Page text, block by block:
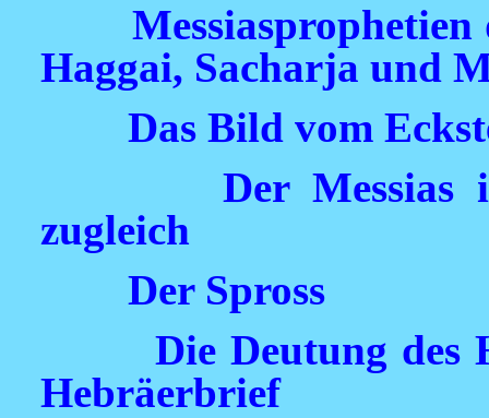
Haggai, Sacharja und
Das Bild vom
Der Messias
zugleich
Der Spross
Die Deutung des
Hebräerbrief